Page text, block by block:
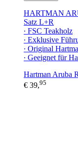
HARTMAN
Satz L+R
∙ FSC Teakholz
∙ Exklusive
∙ Original
∙ Geeignet für
Hartman Aruba
€ 39,95